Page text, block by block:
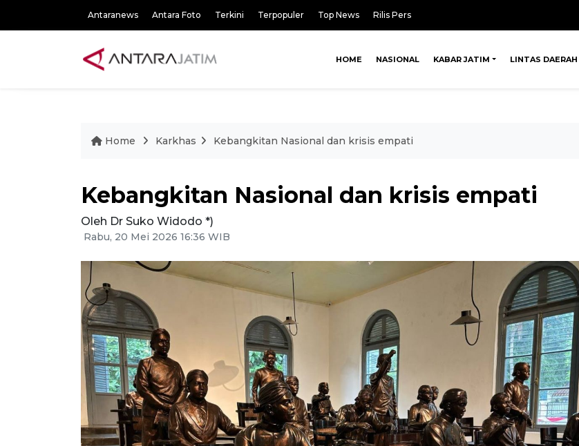
Antaranews Antara Foto Terkini Terpopuler Top News Rilis Pers
HOME NASIONAL KABAR JATIM LINTAS DAERAH
Home Karkhas Kebangkitan Nasional dan krisis empati
Kebangkitan Nasional dan krisis empati
Oleh Dr Suko Widodo *)
Rabu, 20 Mei 2026 16:36 WIB